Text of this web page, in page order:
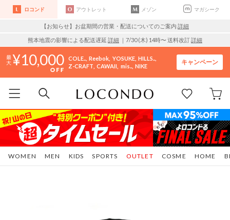
ロコンド アウトレット メゾン マガシーク
【お知らせ】お盆期間の営業・配送についてのご案内 詳細
熊本地震の影響による配送遅延 詳細 ｜7/30 (木) 14時〜 送料改訂詳細
10,000 COLE.. Reebok YOSUKE HILLS..
Z-CRAFT CAWAII mis.. NIKE
キャンペーン
WOMEN MEN KIDS SPORTS COSME HOME
OUTLET